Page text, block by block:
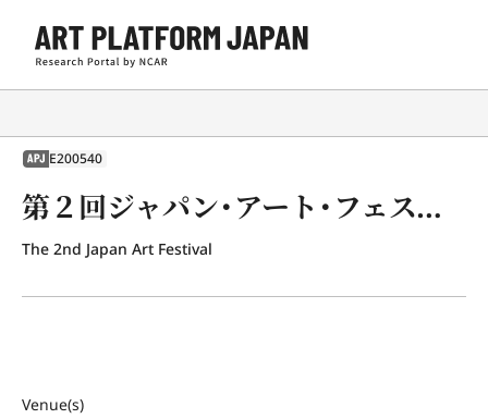
APJ E200540
第２回ジャパン・アート・フェスティバル展
The 2nd Japan Art Festival
Venue(s)